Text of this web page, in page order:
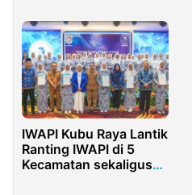
IWAPI Kubu Raya Lantik
Ranting IWAPI di 5
Kecamatan sekaligus